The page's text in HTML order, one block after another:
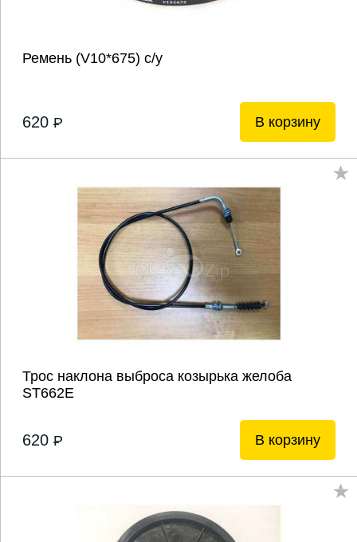
Ремень (V10*675) с/у
620 P В корзину
Трос наклона выброса козырька желоба
ST662Е
620 P В корзину